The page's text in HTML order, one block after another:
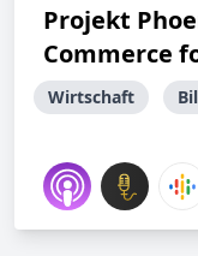
Projekt
Commerce
Wirtschaft